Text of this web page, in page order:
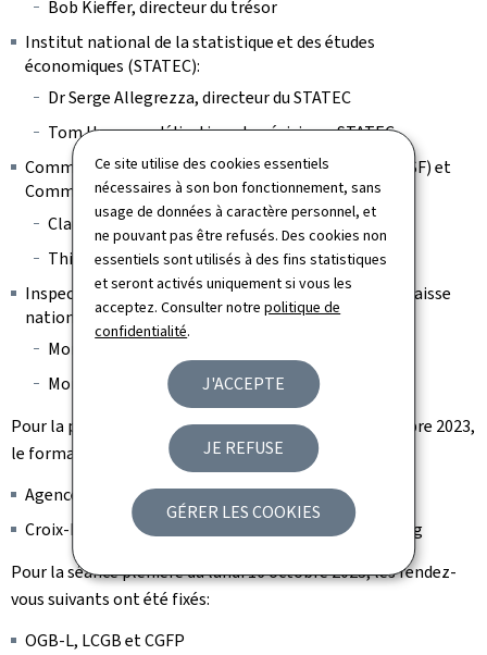
Ce site utilise des cookies essentiels
nécessaires à son bon fonctionnement, sans
usage de données à caractère personnel, et
ne pouvant pas être refusés. Des cookies non
essentiels sont utilisés à des fins statistiques
et seront activés uniquement si vous les
acceptez. Consulter notrepolitique de
confidentialité.
J'ACCEPTE
JE REFUSE
GÉRER LES COOKIES
Bob Kieffer, directeur du trésor
Institut national de la statistique et des études
économiques (STATEC):
Dr Serge Allegrezza, directeur du STATEC
Tom Haas, modélisation et prévisions, STATEC
Commission de surveillance du secteur financier (CSSF) et
Commissariat aux assurances (CAA):
Claude Marx, directeur général de la CSSF
Thierry Flamand, président du CAA
Inspection générale de la Sécurité sociale (IGSS) et Caisse
nationale de Santé (CNS):
Monsieur Tom Dominique, directeur de l'IGSS
Monsieur Christian Oberlé, président de la CNS
Pour la prochaine séance plénière du vendredi 13 octobre 2023,
le formateur a invité les entités suivantes:
Agence pour le développement de l'emploi (ADEM)
Croix-Rouge luxembourgeoise et Caritas Luxembourg
Pour la séance plénière du lundi 16 octobre 2023, les rendez-
vous suivants ont été fixés:
OGB-L, LCGB et CGFP